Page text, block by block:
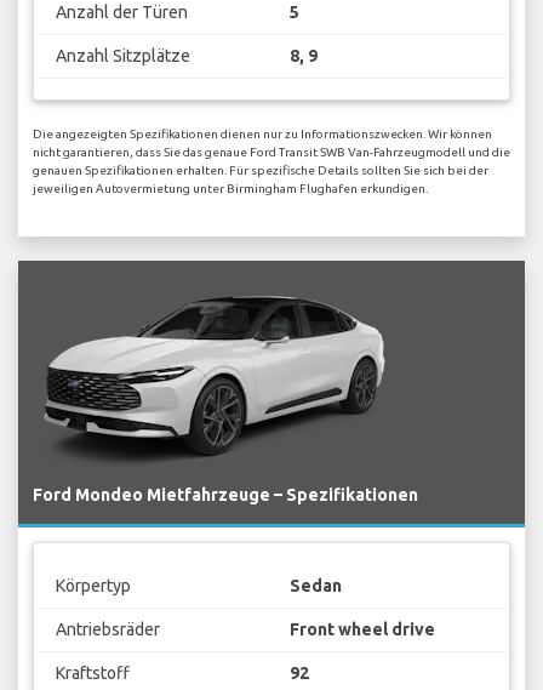
Anzahl der Türen 5
Anzahl Sitzplätze 8, 9
Die angezeigten Spezifikationen dienen nur zu Informationszwecken. Wir können
nicht garantieren, dass Sie das genaue Ford Transit SWB Van-Fahrzeugmodell und die
genauen Spezifikationen erhalten. Für spezifische Details sollten Sie sich bei der
jeweiligen Autovermietung unter Birmingham Flughafen erkundigen.
Ford Mondeo Mietfahrzeuge – Spezifikationen
Körpertyp Sedan
Antriebsräder Front wheel drive
Kraftstoff 92